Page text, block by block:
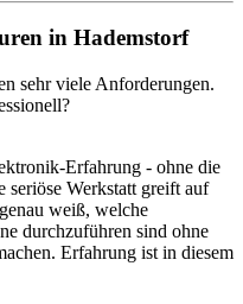
in Hademstorf
sehr viele Anforderungen.
Erfahrung - ohne die
seriöse Werkstatt greift auf
weiß, welche
durchzuführen sind ohne
Erfahrung ist in diesem